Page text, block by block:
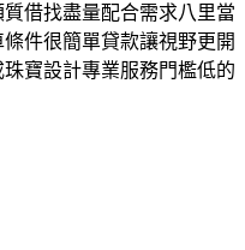
借找盡量配合需求八里當
件很簡單貸款讓視野更開
寶設計專業服務門檻低的